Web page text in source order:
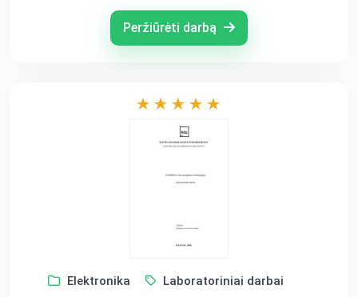
Peržiūrėti darbą
Elektronika Laboratoriniai darbai